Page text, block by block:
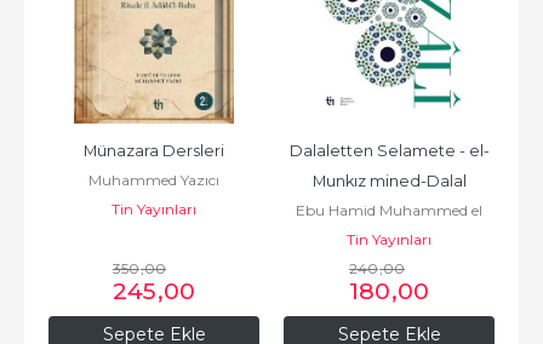
Sepete Ekle
Münazara Dersleri
Muhammed Yazıcı
Tin Yayınları
350,00
245,00
Sepete Ekle
Dalaletten Selamete - el-
Munkız mined-Dalal
Ebu Hamid Muhammed el
Gazali أبو
حامد محمد الغزّالي الطوسي
Tin Yayınları
240,00
180,00